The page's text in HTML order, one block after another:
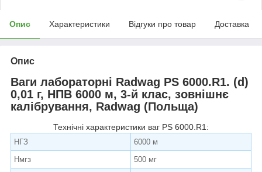
Опис Характеристики Відгуки про товар Доставка
Опис
Ваги лабораторні Radwag PS 6000.R1. (d)
0,01 г, НПВ 6000 м, 3-й клас, зовнішнє
калібрування, Radwag (Польща)
Технічні характеристики ваг PS 6000.R1:
НГЗ
6000 м
Нмгз
500 мг